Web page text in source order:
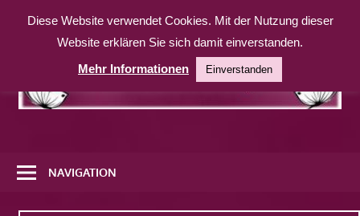
Inhalt
weitere
Website
NAVIGATION
Diese Website verwendet Cookies. Mit der Nutzung dieser
Website erklären Sie sich damit einverstanden.
Mehr Informationen
Einverstanden